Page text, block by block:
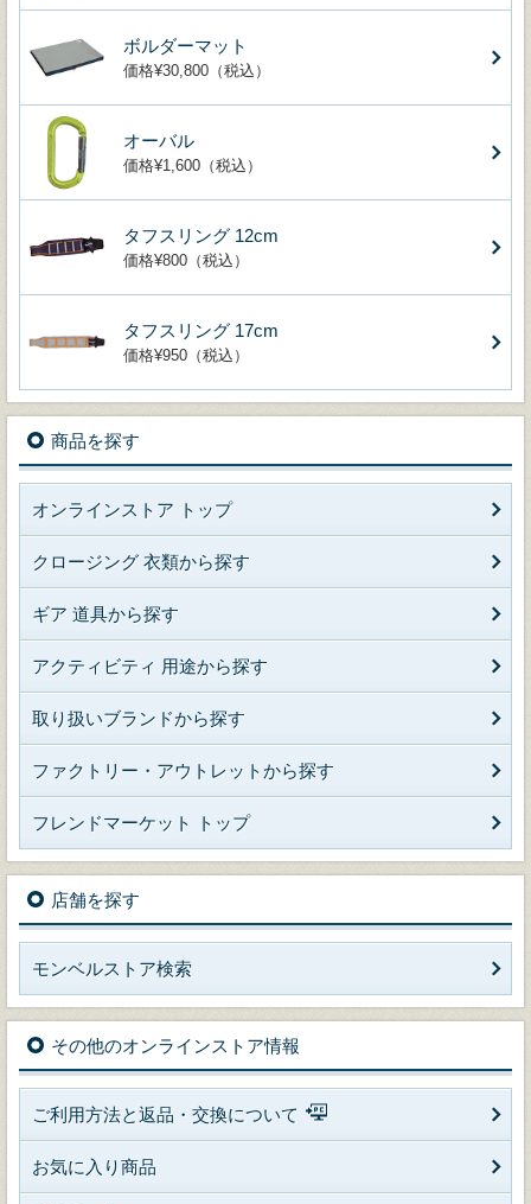
ボルダーマット
価格¥30,800（税込）
オーバル
価格¥1,600（税込）
タフスリング 12cm
価格¥800（税込）
タフスリング 17cm
価格¥950（税込）
商品を探す
オンラインストア トップ
クロージング 衣類から探す
ギア 道具から探す
アクティビティ 用途から探す
取り扱いブランドから探す
ファクトリー・アウトレットから探す
フレンドマーケット トップ
店舗を探す
モンベルストア検索
その他のオンラインストア情報
ご利用方法と返品・交換について
お気に入り商品